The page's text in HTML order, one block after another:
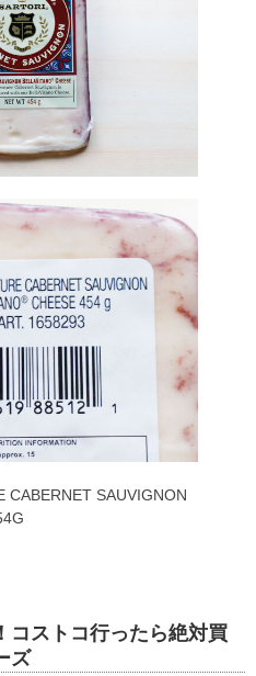
CABERNET SAUVIGNON
コストコ行ったら絶対買
ズ